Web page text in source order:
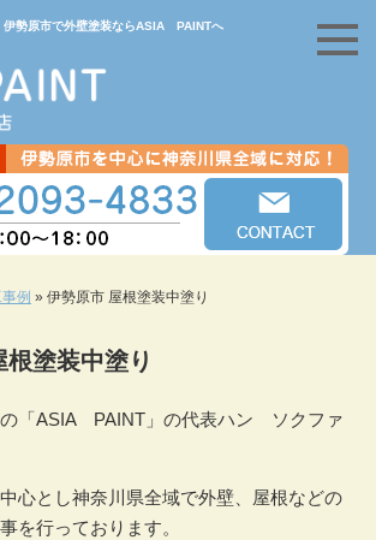
伊勢原市で外壁塗装ならASIA PAINTへ
例 » 伊勢原市 屋根塗装中塗り
塗装中塗り
の「ASIA PAINT」の代表ハン ソクファ
心とし神奈川県全域で外壁、屋根などの
を行っております。